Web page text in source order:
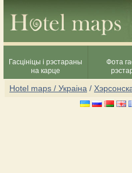
Гасцініцы і рэстараны
на карце
Фота
Hotel maps / Украіна /